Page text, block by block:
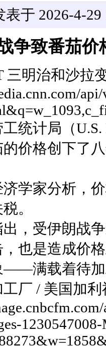
表于 2026-4-29
争致番茄
三明治和沙
统计局（U.S.
价格创下了
学家分析，
。
，受伊朗战
也是造成价
——满载着待加
厂 / 美国加